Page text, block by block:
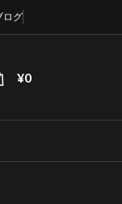
ログ
¥0